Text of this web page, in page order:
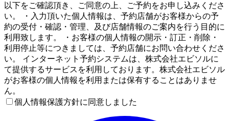
以下をご確認頂き、ご同意の上、ご予約をお申し込みくださ
い。 ・入力頂いた個人情報は、予約店舗がお客様からの予
約の受付・確認・管理、及び店舗情報のご案内を行う目的に
利用致します。 ・お客様の個人情報の開示・訂正・削除・
利用停止等につきましては、予約店舗にお問い合わせくださ
い。 インターネット予約システムは、株式会社エビソルに
て提供するサービスを利用しております。株式会社エビソル
がお客様の個人情報を利用または保有することはありませ
ん。
個人情報保護方針に同意しました